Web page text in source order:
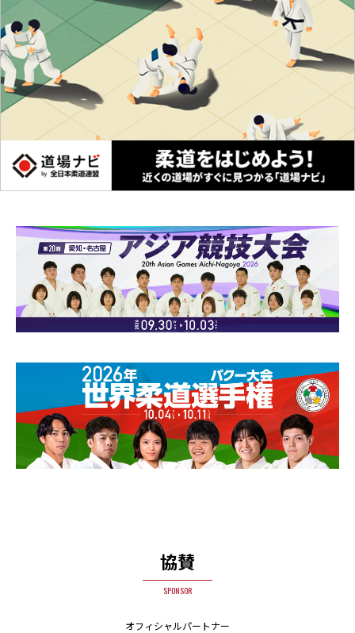
協賛
SPONSOR
オフィシャルパートナー